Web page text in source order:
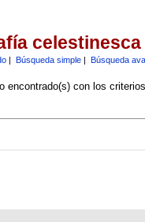
celestinesca
| Búsqueda simple| Búsqueda
encontrado(s) con los